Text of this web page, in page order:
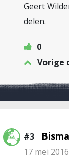
Geert
delen.
0
Vorige
#3
17 mei